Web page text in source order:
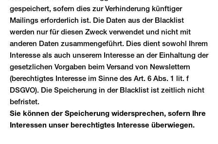
gespeichert, sofern dies zur Verhinderung künftiger
Mailings erforderlich ist. Die Daten aus der Blacklist
werden nur für diesen Zweck verwendet und nicht mit
anderen Daten zusammengeführt. Dies dient sowohl Ihrem
Interesse als auch unserem Interesse an der Einhaltung der
gesetzlichen Vorgaben beim Versand von Newslettern
(berechtigtes Interesse im Sinne des Art. 6 Abs. 1 lit. f
DSGVO). Die Speicherung in der Blacklist ist zeitlich nicht
befristet.
Sie können der Speicherung widersprechen, sofern Ihre
Interessen unser berechtigtes Interesse überwiegen.